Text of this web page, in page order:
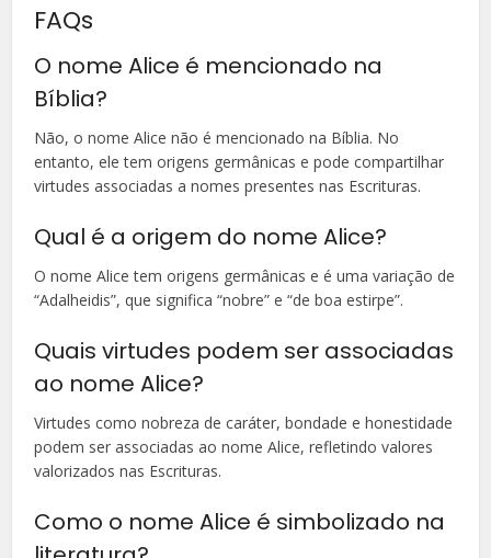
FAQs
O nome Alice é mencionado na
Bíblia?
Não, o nome Alice não é mencionado na Bíblia. No
entanto, ele tem origens germânicas e pode compartilhar
virtudes associadas a nomes presentes nas Escrituras.
Qual é a origem do nome Alice?
O nome Alice tem origens germânicas e é uma variação de
“Adalheidis”, que significa “nobre” e “de boa estirpe”.
Quais virtudes podem ser associadas
ao nome Alice?
Virtudes como nobreza de caráter, bondade e honestidade
podem ser associadas ao nome Alice, refletindo valores
valorizados nas Escrituras.
Como o nome Alice é simbolizado na